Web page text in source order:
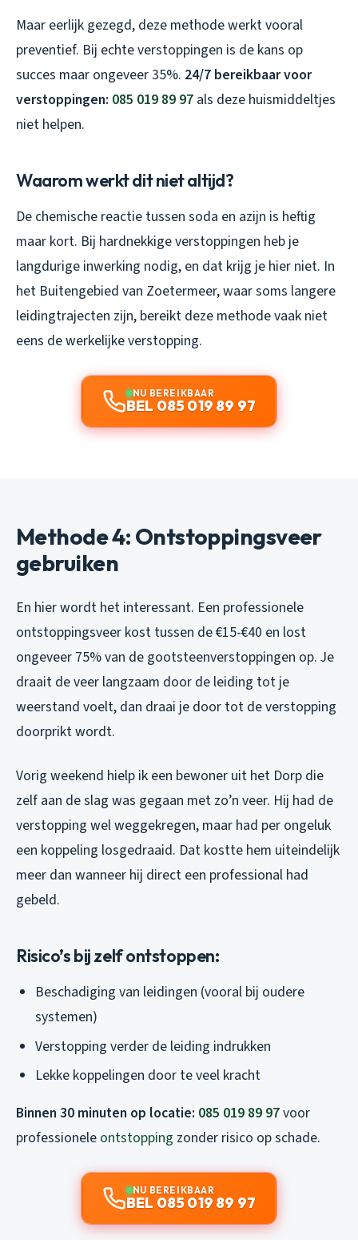
Maar eerlijk gezegd, deze methode werkt vooral
preventief. Bij echte verstoppingen is de kans op
succes maar ongeveer 35%. 24/7 bereikbaar voor
verstoppingen: 085 019 89 97 als deze huismiddeltjes
niet helpen.
Waarom werkt dit niet altijd?
De chemische reactie tussen soda en azijn is heftig
maar kort. Bij hardnekkige verstoppingen heb je
langdurige inwerking nodig, en dat krijg je hier niet. In
het Buitengebied van Zoetermeer, waar soms langere
leidingtrajecten zijn, bereikt deze methode vaak niet
eens de werkelijke verstopping.
NU BEREIKBAAR
BEL 085 019 89 97
Methode 4: Ontstoppingsveer
gebruiken
En hier wordt het interessant. Een professionele
ontstoppingsveer kost tussen de €15-€40 en lost
ongeveer 75% van de gootsteenverstoppingen op. Je
draait de veer langzaam door de leiding tot je
weerstand voelt, dan draai je door tot de verstopping
doorprikt wordt.
Vorig weekend hielp ik een bewoner uit het Dorp die
zelf aan de slag was gegaan met zo’n veer. Hij had de
verstopping wel weggekregen, maar had per ongeluk
een koppeling losgedraaid. Dat kostte hem uiteindelijk
meer dan wanneer hij direct een professional had
gebeld.
Risico’s bij zelf ontstoppen:
Beschadiging van leidingen (vooral bij oudere
systemen)
Verstopping verder de leiding indrukken
Lekke koppelingen door te veel kracht
Binnen 30 minuten op locatie: 085 019 89 97voor
professionele ontstopping zonder risico op schade.
NU BEREIKBAAR
BEL 085 019 89 97